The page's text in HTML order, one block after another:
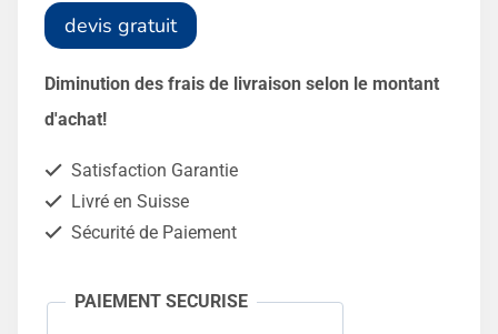
devis gratuit
Diminution des frais de livraison selon le montant
d'achat!
Satisfaction Garantie
Livré en Suisse
Sécurité de Paiement
PAIEMENT SECURISE